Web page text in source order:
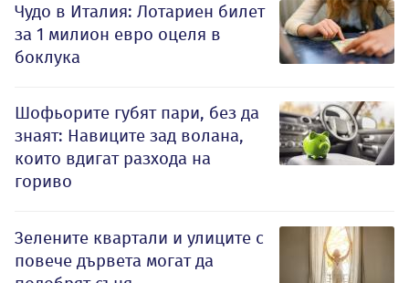
Чудо в Италия: Лотариен билет
за 1 милион евро оцеля в
боклука
Шофьорите губят пари, без да
знаят: Навиците зад волана,
които вдигат разхода на
гориво
Зелените квартали и улиците с
повече дървета могат да